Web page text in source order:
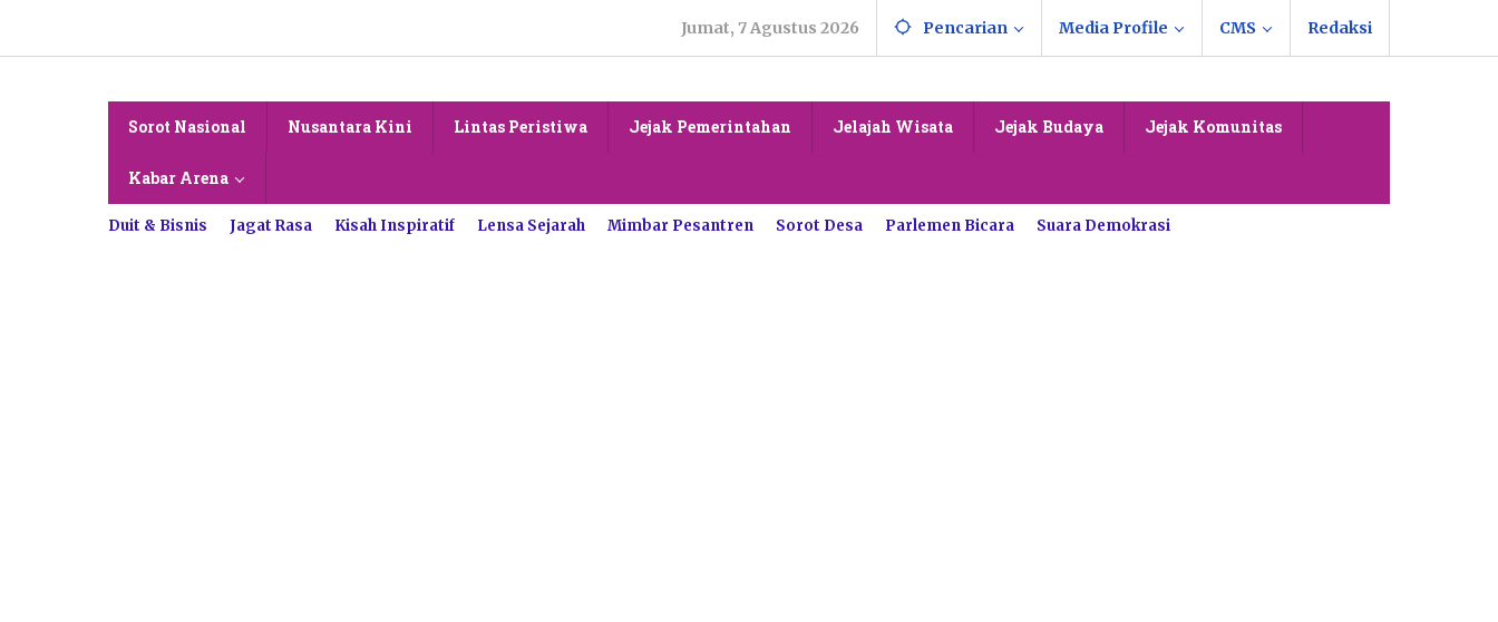
konten
Jumat, 7 Agustus 2026 Pencarian Media Profile CMS Redaksi
Sorot Nasional Nusantara Kini Lintas Peristiwa Jejak Pemerintahan Jelajah Wisata Jejak Budaya Jejak Komunitas
Kabar Arena
Duit & Bisnis Jagat Rasa Kisah Inspiratif Lensa Sejarah Mimbar Pesantren Sorot Desa Parlemen Bicara Suara Demokrasi